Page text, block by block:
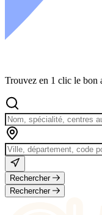
Trouvez en 1 clic le bon
Rechercher
Rechercher